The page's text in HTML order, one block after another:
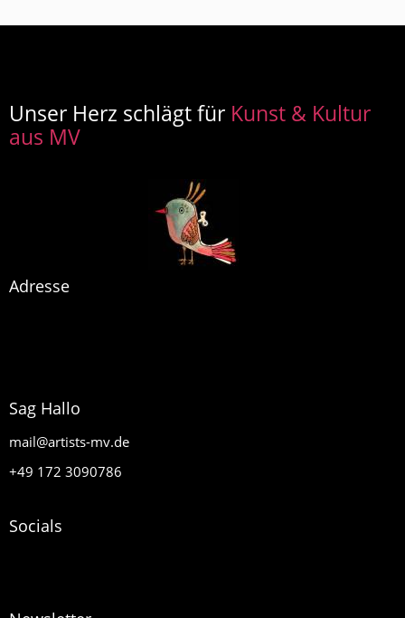
Unser Herz schlägt für Kunst & Kultur
aus MV
Adresse
Sag Hallo
mail@artists-mv.de
+49 172 3090786
Socials